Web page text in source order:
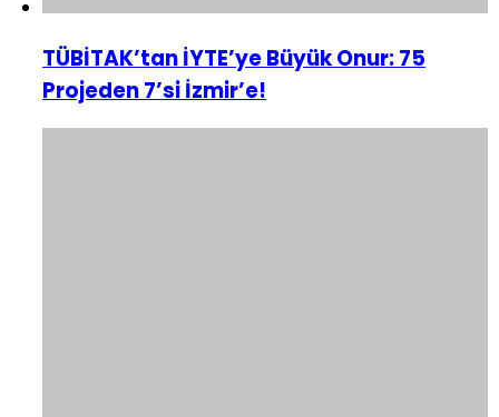
TÜBİTAK’tan İYTE’ye Büyük Onur: 75
Projeden 7’si İzmir’e!